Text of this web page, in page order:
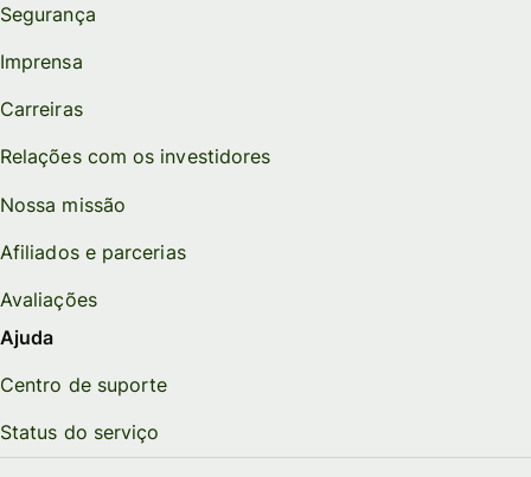
Segurança
Imprensa
Carreiras
Relações com os investidores
Nossa missão
Afiliados e parcerias
Avaliações
Ajuda
Centro de suporte
Status do serviço